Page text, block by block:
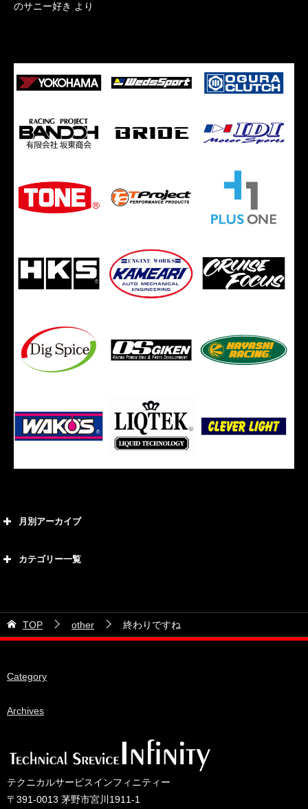
のサニー好き より
月別アーカイブ
2026年5月
2026年4月
2026年2月
2025年11月
2025年9月
カテゴリー一覧
21号車
28号車
TOP other 終わりですね
Category
Archives
テクニカルサービスインフィニティー
〒391-0013 茅野市宮川1911-1